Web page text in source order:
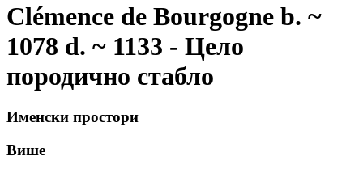
Clémence de Bourgogne b. ~
1078 d. ~ 1133 - Цело
породично стабло
Именски простори
Више